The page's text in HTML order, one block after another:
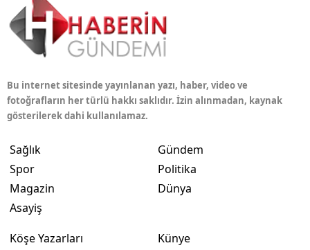
Bu internet sitesinde yayınlanan yazı, haber, video ve
fotoğrafların her türlü hakkı saklıdır. İzin alınmadan, kaynak
gösterilerek dahi kullanılamaz.
Sağlık
Spor
Magazin
Asayiş
Gündem
Politika
Dünya
Köşe Yazarları
Künye